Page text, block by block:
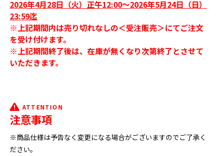
2026年4月28日（火）正午12:00～2026年5月24日（日）
23:59迄
※上記期間内は売り切れなしの＜受注販売＞にてご注文
を受け付けます。
※上記期間終了後は、在庫が無くなり次第終了とさせて
いただきます。
ATTENTION
注意事項
※商品仕様は予告なく変更になる場合がございますのでご了承く
ださい。